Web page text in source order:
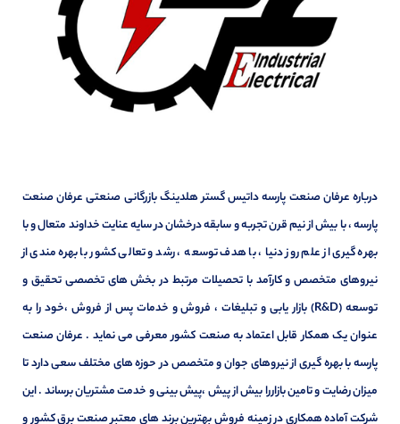
درباره عرفان صنعت پارسه داتیس گستر هلدینگ بازرگانی صنعتی عرفان صنعت
پارسه ، با بیش از نیم قرن تجربه و سابقه درخشان در سایه عنایت خداوند متعال و با
بهره گیری از علم روز دنیا ، با هدف توسعه ، رشد و تعالی کشور با بهره مندی از
نیروهای متخصص و کارآمد با تحصیلات مرتبط در بخش های تخصصی تحقیق و
توسعه (R&D) بازار یابی و تبلیغات ، فروش و خدمات پس از فروش ،خود را به
عنوان یک همکار قابل اعتماد به صنعت کشور معرفی می نماید . عرفان صنعت
پارسه با بهره گیری از نیروهای جوان و متخصص در حوزه های مختلف سعی دارد تا
میزان رضایت و تامین بازاررا بیش از پیش ،پیش بینی و خدمت مشتریان برساند . این
شرکت آماده همکاری در زمینه فروش بهترین برند های معتبر صنعت برق کشور و